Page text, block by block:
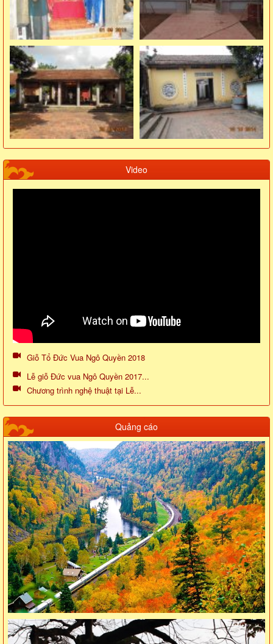
Video
Giỗ Tổ Đức Vua Ngô Quyền 2018
Lễ giỗ Đức vua Ngô Quyền 2017...
Chương trình nghệ thuật tại Lễ...
Quảng cáo